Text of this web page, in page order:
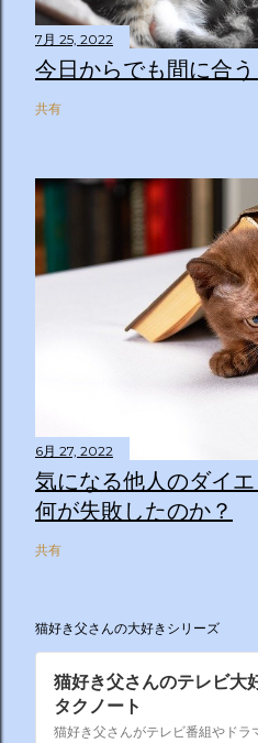
7月 25, 2022
今日からでも間に合
共有
6月 27, 2022
気になる他人のダイ
何が失敗したのか？
共有
猫好き父さんの大好きシリーズ
猫好き父さんのテレビ大
タクノート